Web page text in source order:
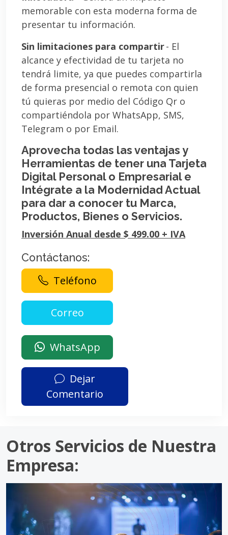
memorable con esta moderna forma de
presentar tu información.
Sin limitaciones para compartir- El
alcance y efectividad de tu tarjeta no
tendrá limite, ya que puedes compartirla
de forma presencial o remota con quien
tú quieras por medio del Código Qr o
compartiéndola por WhatsApp, SMS,
Telegram o por Email.
Aprovecha todas las ventajas y
Herramientas de tener una Tarjeta
Digital Personal o Empresarial e
Intégrate a la Modernidad Actual
para dar a conocer tu Marca,
Productos, Bienes o Servicios.
Inversión Anual desde $ 499.00 + IVA
Contáctanos:
Teléfono
WhatsApp
Dejar
Comentario
Otros Servicios de Nuestra
Empresa: